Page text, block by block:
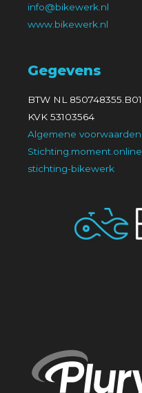
info@bikewerk.nl
www.bikewerk.nl
Gegevens
BTW NL 850748355.B01
KVK 53103564
Algemene voorwaarden
stichting-bikewerk